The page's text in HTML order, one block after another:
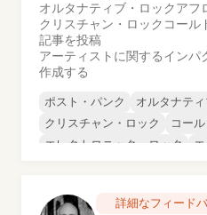
オルタナティブ・ロックアフ
クリスチャン・ロック コール
記事を投稿
アーティストに関するインパ
作成する
ポスト・パンク オルタナテ
クリスチャン・ロック
コー
エレクトロニック・ロック
詳細なフィード